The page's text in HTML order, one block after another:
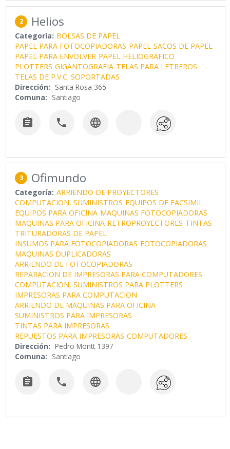
2 Helios
Categoría: BOLSAS DE PAPEL
PAPEL PARA FOTOCOPIADORAS PAPEL SACOS DE PAPEL
PAPEL PARA ENVOLVER PAPEL HELIOGRAFICO
PLOTTERS GIGANTOGRAFIA TELAS PARA LETREROS
TELAS DE P.V.C. SOPORTADAS
Dirección: Santa Rosa 365
Comuna: Santiago
  
3 Ofimundo
Categoría: ARRIENDO DE PROYECTORES
COMPUTACION, SUMINISTROS EQUIPOS DE FACSIMIL
EQUIPOS PARA OFICINA MAQUINAS FOTOCOPIADORAS
MAQUINAS PARA OFICINA RETROPROYECTORES TINTAS
TRITURADORAS DE PAPEL
INSUMOS PARA FOTOCOPIADORAS FOTOCOPIADORAS
MAQUINAS DUPLICADORAS
ARRIENDO DE FOTOCOPIADORAS
REPARACION DE IMPRESORAS PARA COMPUTADORES
COMPUTACION, SUMINISTROS PARA PLOTTERS
IMPRESORAS PARA COMPUTACION
ARRIENDO DE MAQUINAS PARA OFICINA
SUMINISTROS PARA IMPRESORAS
TINTAS PARA IMPRESORAS
REPUESTOS PARA IMPRESORAS COMPUTADORES
Dirección: Pedro Montt 1397
Comuna: Santiago
  